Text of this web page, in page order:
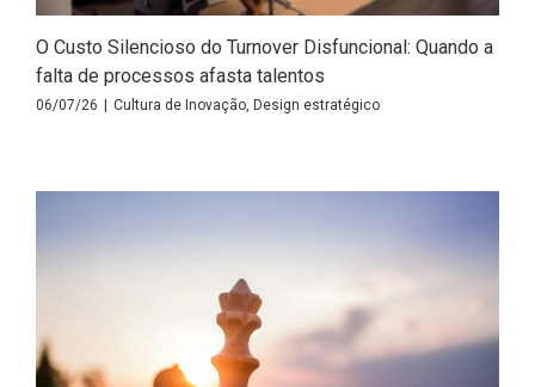
O Custo Silencioso do Turnover Disfuncional: Quando a
falta de processos afasta talentos
06/07/26 Cultura de Inovação, Design estratégico